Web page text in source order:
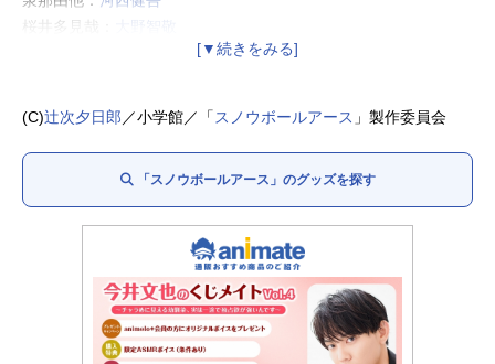
桜井多見哉：
西園寺真琴：
森永千才
相模逸石：杉田智和
(C)辻次夕日郎 ／小学館／「 スノウボールアース 」製作委員会
「スノウボールアース」のグッズを探す